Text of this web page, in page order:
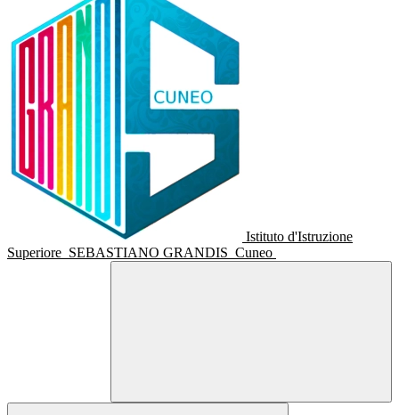
Istituto d'Istruzione
Superiore SEBASTIANO GRANDIS Cuneo